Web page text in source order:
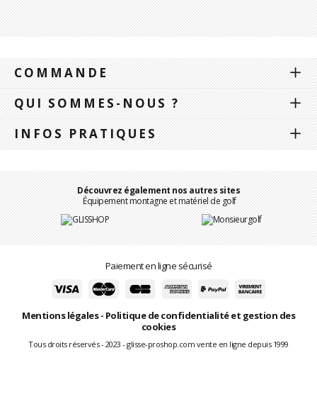
COMMANDE
QUI SOMMES-NOUS ?
INFOS PRATIQUES
Découvrez également nos autres sites
Équipement montagne et matériel de golf
Paiement en ligne sécurisé
Mentions légales- Politique de confidentialité et gestion des
cookies
Tous droits réservés - 2023 - glisse-proshop.com vente en ligne depuis 1999